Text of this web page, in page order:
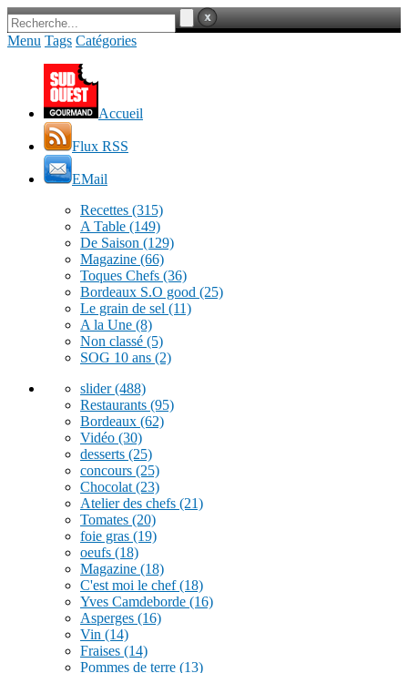
Menu Tags Catégories
Accueil
Flux RSS
EMail
Recettes (315)
A Table (149)
De Saison (129)
Magazine (66)
Toques Chefs (36)
Bordeaux S.O good (25)
Le grain de sel (11)
A la Une (8)
Non classé (5)
SOG 10 ans (2)
slider(488)
Restaurants (95)
Bordeaux (62)
Vidéo (30)
desserts (25)
concours (25)
Chocolat (23)
Atelier des chefs (21)
Tomates (20)
foie gras (19)
oeufs (18)
Magazine (18)
C'est moi le chef(18)
Yves Camdeborde (16)
Asperges (16)
Vin (14)
Fraises (14)
Pommes de terre (13)